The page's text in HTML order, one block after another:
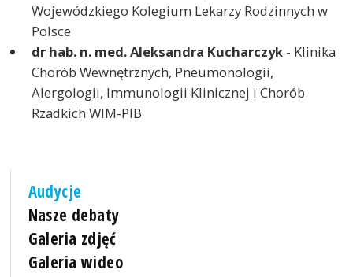
Wojewódzkiego Kolegium Lekarzy Rodzinnych w
Polsce
dr hab. n. med. Aleksandra Kucharczyk- Klinika
Chorób Wewnętrznych, Pneumonologii,
Alergologii, Immunologii Klinicznej i Chorób
Rzadkich WIM-PIB
Audycje
Nasze debaty
Galeria zdjęć
Galeria wideo